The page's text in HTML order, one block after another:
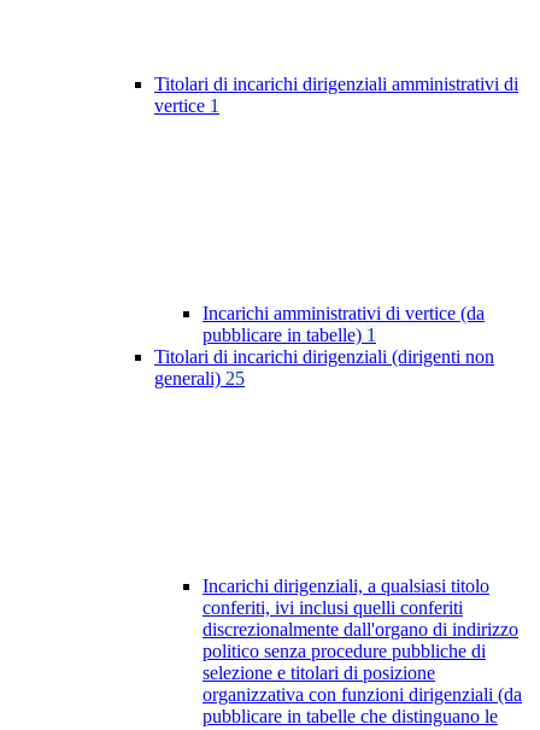
Titolari di incarichi dirigenziali amministrativi di
vertice 1
Incarichi amministrativi di vertice (da
pubblicare in tabelle) 1
Titolari di incarichi dirigenziali (dirigenti non
generali) 25
Incarichi dirigenziali, a qualsiasi titolo
conferiti, ivi inclusi quelli conferiti
discrezionalmente dall'organo di indirizzo
politico senza procedure pubbliche di
selezione e titolari di posizione
organizzativa con funzioni dirigenziali (da
pubblicare in tabelle che distinguano le